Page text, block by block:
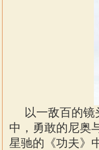
以一敌百的
中，勇敢的尼奥
星驰的《功夫》